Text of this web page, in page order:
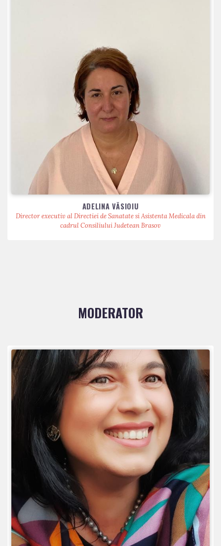
ADELINA VĂSIOIU
Director executiv al Directiei de Sanatate si Asistenta Medicala din
cadrul Consiliului Judetean Brasov
MODERATOR